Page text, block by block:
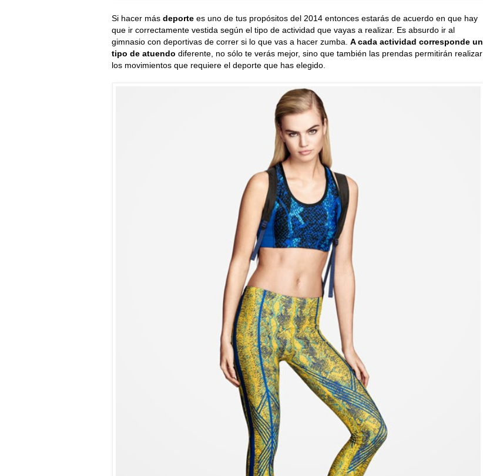
Si hacer más deporte es uno de tus propósitos del 2014 entonces estarás de acuerdo en que hay
que ir correctamente vestida según el tipo de actividad que vayas a realizar. Es absurdo ir al
gimnasio con deportivas de correr si lo que vas a hacer zumba. A cada actividad corresponde un
tipo de atuendo diferente, no sólo te verás mejor, sino que también las prendas permitirán realizar
los movimientos que requiere el deporte que has elegido.